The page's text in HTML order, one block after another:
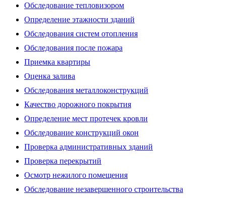
Обследование тепловизором
Определение этажности зданий
Обследования систем отопления
Обследования после пожара
Приемка квартиры
Оценка залива
Обследования металлоконструкций
Качество дорожного покрытия
Определение мест протечек кровли
Обследование конструкций окон
Проверка административных зданий
Проверка перекрытий
Осмотр нежилого помещения
Обследование незавершенного строительства